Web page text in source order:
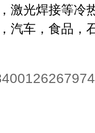
激光焊接等冷
汽车，食品，